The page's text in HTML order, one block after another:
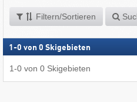
Filtern/Sortieren
1 -0 von 0 Skigebieten
1-0 von 0 Skigebieten